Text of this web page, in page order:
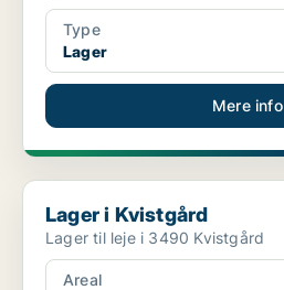
Type
Lager
Mere info
Lager i Kvistgård
Lager i Kvistgård
Lager til leje i 3490 Kvistgård
Areal